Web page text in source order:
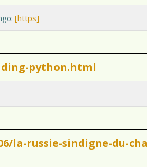
[https]
python.html
la-russie-sindigne-du-